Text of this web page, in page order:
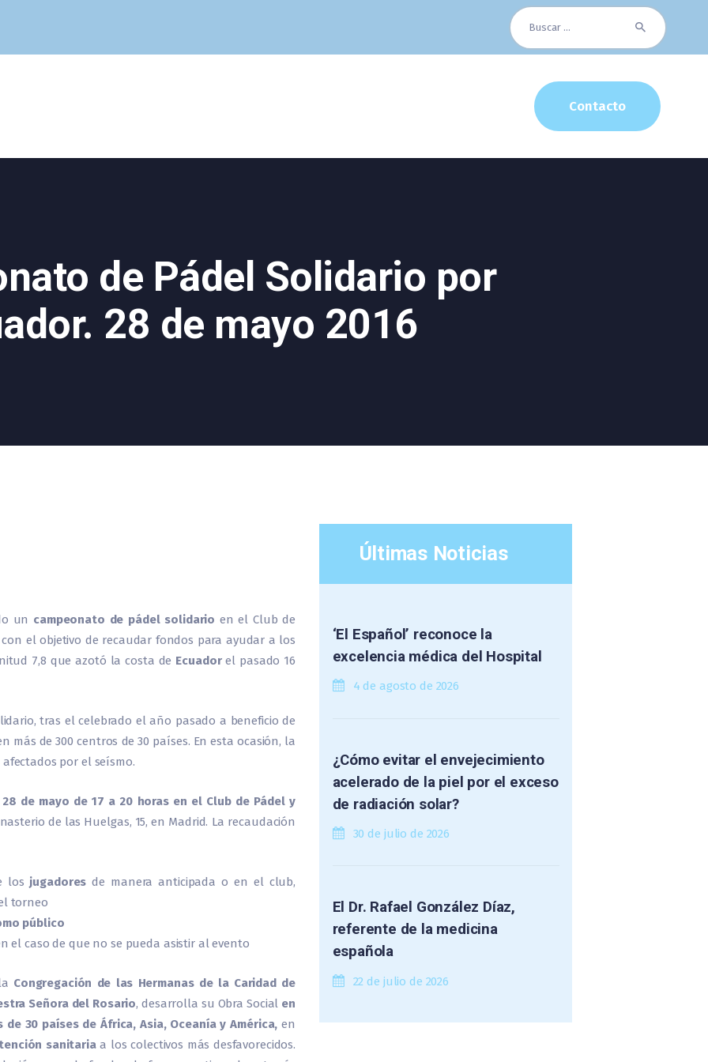
Buscar:
Contacto
de Pádel Solidario por
28 de mayo 2016
Especialidades
Noticias
un campeonato de pádel solidario en el Club de
con el objetivo de recaudar fondos para ayudar a los
7,8 que azotó la costa de Ecuadorel pasado 16
tras el celebrado el año pasado a beneficio de
más de 300 centros de 30 países. En esta ocasión, la
por el seísmo.
28 de mayo de 17 a 20 horas en el Club de Pádel y
de las Huelgas, 15, en Madrid. La recaudación
los jugadores de manera anticipada o en el club,
torneo
público
el caso de que no se pueda asistir al evento
Congregación de las Hermanas de la Caridad de
Señora del Rosario, desarrolla su Obra Social en
30 países de África, Asia, Oceanía y América, en
sanitariaa los colectivos más desfavorecidos.
Últimas Noticias
‘El Español’ reconoce la
excelencia médica del Hospital
4 de agosto de 2026
¿Cómo evitar el envejecimiento
acelerado de la piel por el exceso
de radiación solar?
30 de julio de 2026
El Dr. Rafael González Díaz,
referente de la medicina
española
22 de julio de 2026